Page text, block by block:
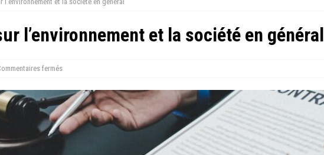
l’environnement et la société en général
fermés